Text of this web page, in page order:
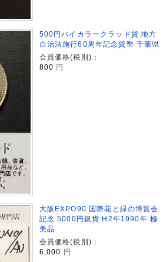
500円バイカラークラッド貨 地方
自治法施行60周年記念貨幣 千葉県
会員価格(税別)：
800 円
大阪EXPO90 国際花と緑の博覧会
記念 5000円銀貨 H2年1990年 極
美品
会員価格(税別)：
6,000 円